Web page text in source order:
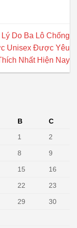
Lý Do Ba Lô Chống
Unisex Được Yêu
Nhất Hiện Nay
B
C
1
2
8 9
15 16
22 23
29 30